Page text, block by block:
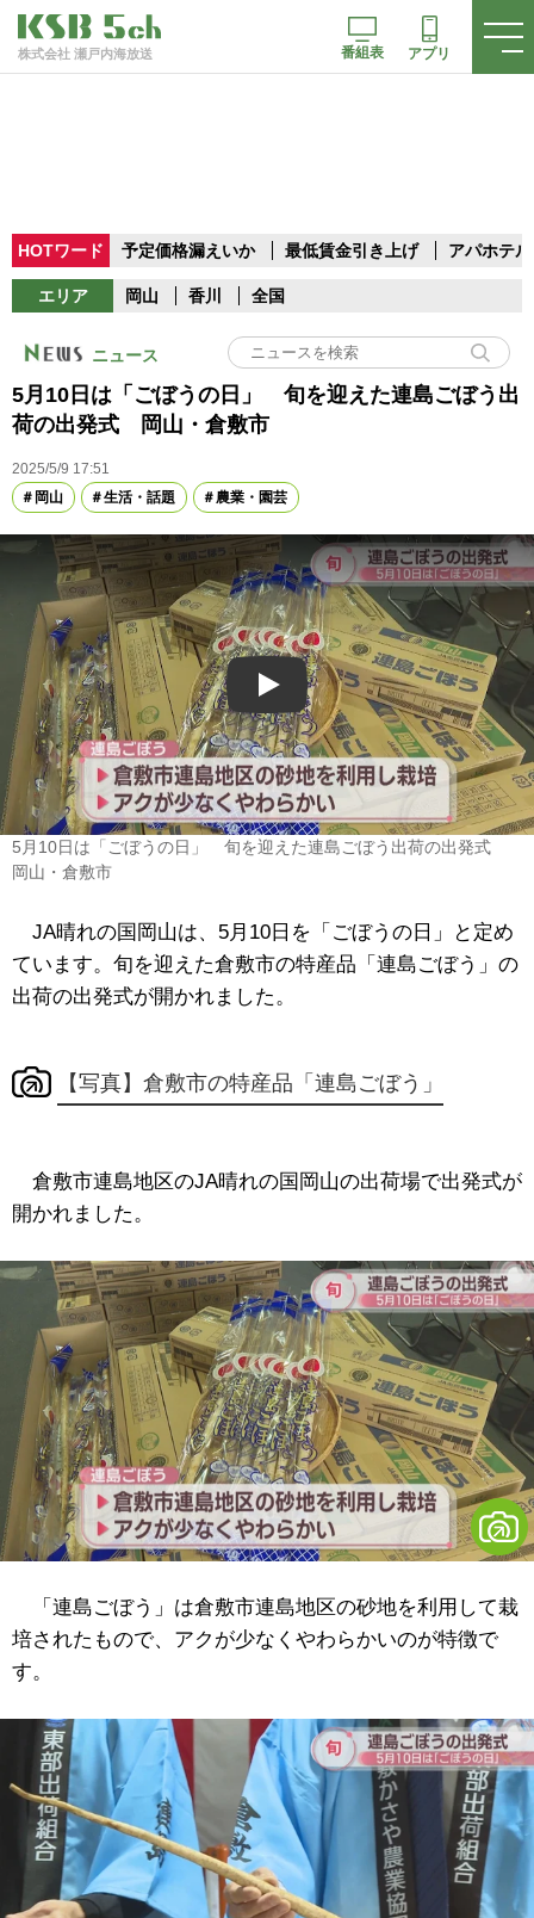
株式会社 瀬戸内海放送 番組表 アプリ
HOTワード 予定価格漏えいか 最低賃金引き上げ アパホテル
エリア 岡山 香川 全国
ニュース
5月10日は「ごぼうの日」 旬を迎えた連島ごぼう出
荷の出発式 岡山・倉敷市
2025/5/9 17:51
岡山
生活・話題 農業・園芸
Play
5月10日は「ごぼうの日」 旬を迎えた連島ごぼう出荷の出発式
岡山・倉敷市
JA晴れの国岡山は、5月10日を「ごぼうの日」と定め
ています。旬を迎えた倉敷市の特産品「連島ごぼう」の
出荷の出発式が開かれました。
【写真】倉敷市の特産品「連島ごぼう」
倉敷市連島地区のJA晴れの国岡山の出荷場で出発式が
開かれました。
「連島ごぼう」は倉敷市連島地区の砂地を利用して栽
培されたもので、アクが少なくやわらかいのが特徴で
す。